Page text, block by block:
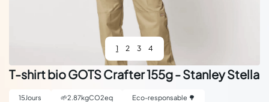
1 2 3 4
T-shirt bio GOTS Crafter 155g - Stanley Stella
15 Jours 🌱2.87kgCO2eq Eco-responsable 🌳